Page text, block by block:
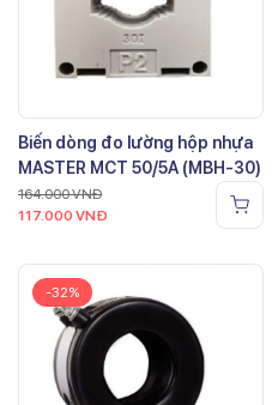
Biến dòng đo lường hộp nhựa
MASTER MCT 50/5A (MBH-30)
164.000VNĐ
117.000 VNĐ
-32%